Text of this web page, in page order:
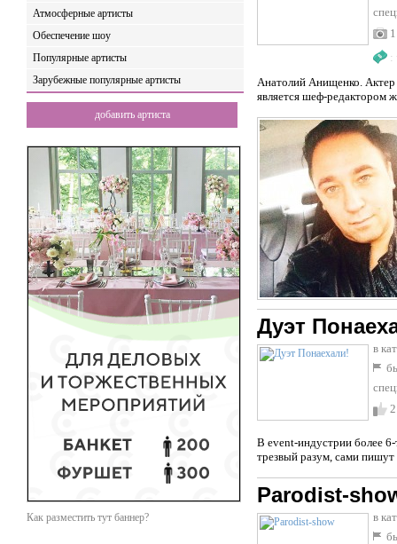
Атмосферные артисты
Обеспечение шоу
Популярные артисты
Зарубежные популярные артисты
добавить артиста
Как разместить тут баннер?
1
:
Анатолий Анищенко. Актер
является шеф-редактором
Дуэт
в
2
В event-индустрии более
трезвый разум, сами
Parodist-
в